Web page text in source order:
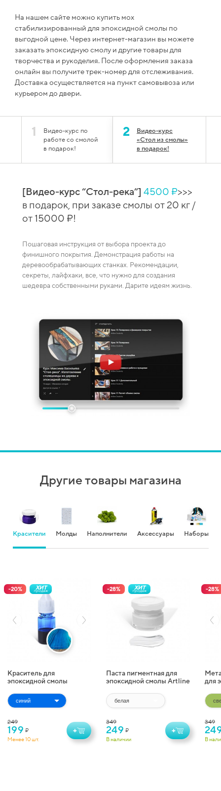
На нашем сайте можно купить мох
стабилизированный для эпоксидной смолы по
выгодной цене. Через интернет-магазин вы можете
заказать эпоксидную смолу и другие товары для
творчества и рукоделия. После оформления заказа
онлайн вы получите трек-номер для отслеживания.
Доставка осуществляется на пункт самовывоза или
курьером до двери.
1
Видео-курс по
работе со смолой
в подарок!
2
Видео-курс
«Стол из смолы»
в подарок!
[Видео-курс “Стол-река”] 4500 ₽>>>
в подарок, при заказе смолы от 20 кг /
от 15000 ₽!
Пошаговая инструкция от выбора проекта до
финишного покрытия. Демонстрация работы на
деревообрабатывающих станках. Рекомендации,
секреты, лайфхаки, все, что нужно для создания
шедевра собственными руками. Дарите идеям жизнь.
Другие товары магазина
Красители Молды Наполнители Аксессуары Наборы
-20% ХИТ
продаж
Краситель для
эпоксидной смолы
Transparent Colorant (10
мл)
249
199 ₽
Менее 10 шт.
+
-28% ХИТ
продаж
Паста пигментная для
эпоксидной смолы Artline
349
249 ₽
В наличии
+
-28%
для
(10 г)
349
В